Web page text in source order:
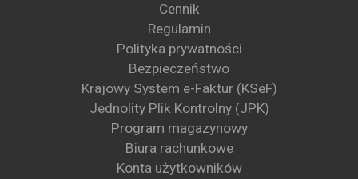
Cennik
Regulamin
Polityka prywatności
Bezpieczeństwo
Krajowy System e-Faktur (KSeF)
Jednolity Plik Kontrolny (JPK)
Program magazynowy
Biura rachunkowe
Konta użytkowników